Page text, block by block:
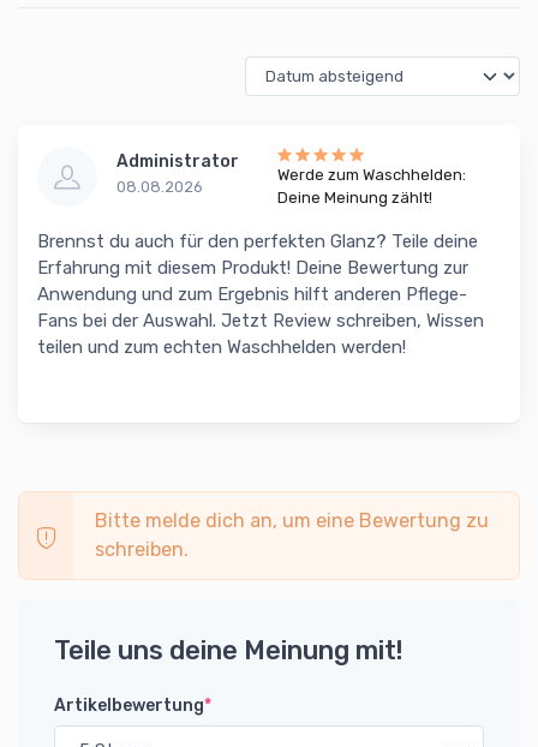
Administrator
08.08.2026
Werde zum Waschhelden:
Deine Meinung zählt!
Brennst du auch für den perfekten Glanz? Teile deine
Erfahrung mit diesem Produkt! Deine Bewertung zur
Anwendung und zum Ergebnis hilft anderen Pflege-
Fans bei der Auswahl. Jetzt Review schreiben, Wissen
teilen und zum echten Waschhelden werden!
Bitte melde dich an, um eine Bewertung zu
schreiben.
Teile uns deine Meinung mit!
Artikelbewertung*